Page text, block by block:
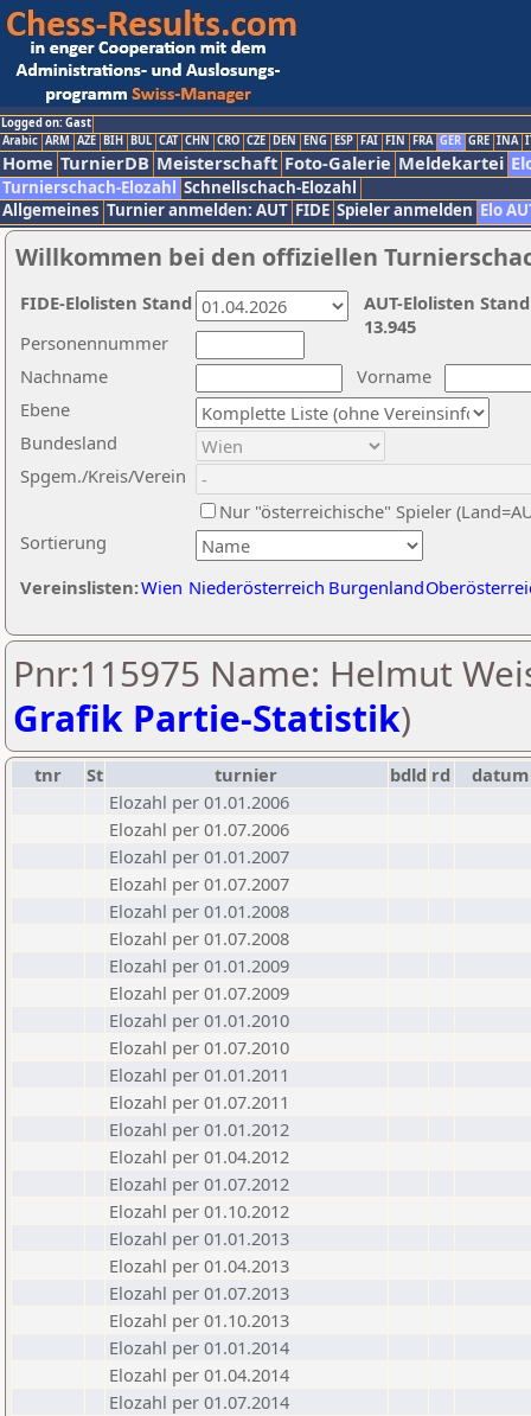
Logged on: Gast
Arabic ARM AZE BIH BUL CAT CHN CRO CZE DEN ENG ESP FAI FIN FRA GER GRE INA
Home TurnierDB Meisterschaft Foto-Galerie Meldekartei
Turnierschach-Elozahl Schnellschach-Elozahl
Allgemeines Turnier anmelden: AUT FIDE Spieler anmelden Elo
Willkommen bei den offiziellen
Nachname
Vorname
Ebene
Sortierung
Personennummer
Bundesland
Spgem./Kreis/Verein
Nur "österreichische" Spieler
Vereinslisten:Wien Niederösterreich Burgenland
AUT-Elolisten
13.945
FIDE-Elolisten Stand
Pnr:115975 Name: Helmut
Grafik Partie-Statistik)
tnr St turnier bdld rd
datum
Elozahl per 01.01.2006
Elozahl per 01.07.2006
Elozahl per 01.01.2007
Elozahl per 01.07.2007
Elozahl per 01.01.2008
Elozahl per 01.07.2008
Elozahl per 01.01.2009
Elozahl per 01.07.2009
Elozahl per 01.01.2010
Elozahl per 01.07.2010
Elozahl per 01.01.2011
Elozahl per 01.07.2011
Elozahl per 01.01.2012
Elozahl per 01.04.2012
Elozahl per 01.07.2012
Elozahl per 01.10.2012
Elozahl per 01.01.2013
Elozahl per 01.04.2013
Elozahl per 01.07.2013
Elozahl per 01.10.2013
Elozahl per 01.01.2014
Elozahl per 01.04.2014
Elozahl per 01.07.2014